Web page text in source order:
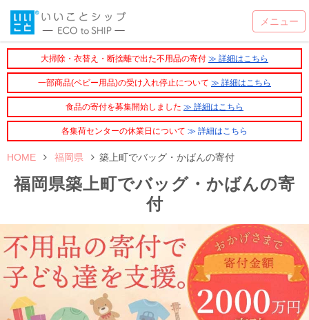
大掃除・衣替え・断捨離で出た不用品の寄付 ≫ 詳細はこちら
一部商品(ベビー用品)の受け入れ停止について ≫ 詳細はこちら
食品の寄付を募集開始しました ≫ 詳細はこちら
各集荷センターの休業日について ≫ 詳細はこちら
HOME 福岡県 築上町でバッグ・かばんの寄付
福岡県築上町でバッグ・かばんの寄
付